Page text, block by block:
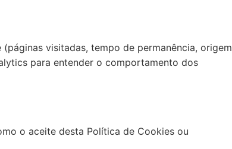
visitadas, tempo de permanência, origem
para entender o comportamento dos
o aceite desta Política de Cookies ou